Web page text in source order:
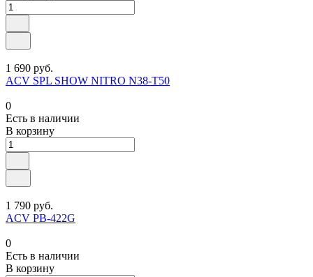
1 690 руб.
ACV SPL SHOW NITRO N38-T50
0
Есть в наличии
В корзину
1 790 руб.
ACV PB-422G
0
Есть в наличии
В корзину